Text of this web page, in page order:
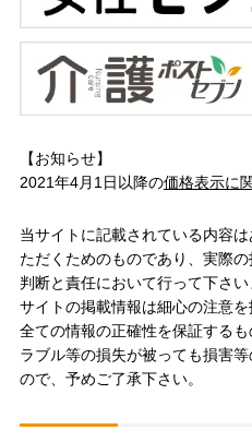
【お知らせ】
2021年4月1日以降の価格表示に
当サイトに記載されている内容
ただくためのものであり、実際
判断と責任において行って下さ
サイトの掲載情報は細心の注意
全ての情報の正確性を保証する
ラブル等の損失が被っても損害
ので、予めご了承下さい。